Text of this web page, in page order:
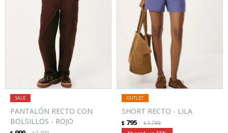
PANTALÓN RECTO CON
BOLSILLOS - ROJO
SHORT RECTO - LILA
$ 795 $1.799